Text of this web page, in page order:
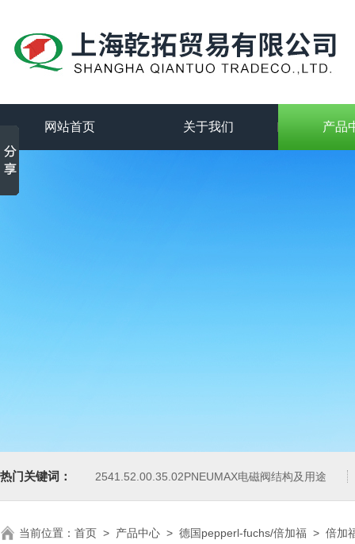
网站首页 关于我们 产品
热门关键词： 2541.52.00.35.02PNEUMAX电磁阀结构及用途
当前位置： 首页 > 产品中心 > 德国pepperl-fuchs/倍加福 > 倍加